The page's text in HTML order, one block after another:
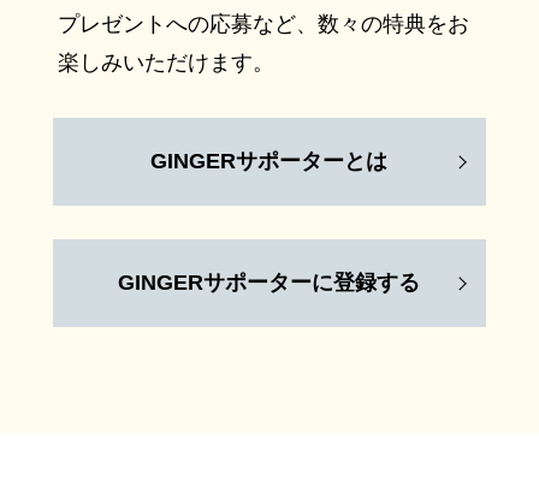
プレゼントへの応募など、数々の特典をお
楽しみいただけます。
GINGERサポーターとは
GINGERサポーターに登録する